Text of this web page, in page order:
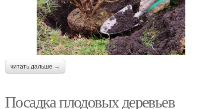
читать дальше →
Посадка плодовых деревьев